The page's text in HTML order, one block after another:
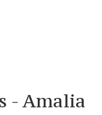
- Amalia